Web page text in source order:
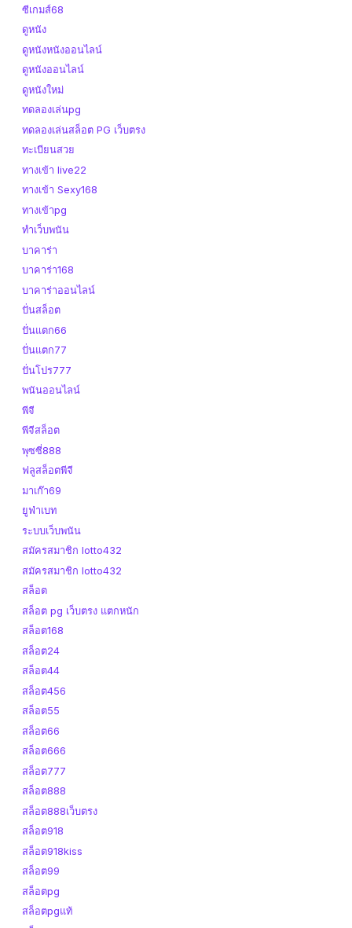
ซีเกมส์68
ดูหนัง
ดูหนังหนังออนไลน์
ดูหนังออนไลน์
ดูหนังใหม่
ทดลองเล่นpg
ทดลองเล่นสล็อต PG เว็บตรง
ทะเบียนสวย
ทางเข้า live22
ทางเข้า Sexy168
ทางเข้าpg
ทำเว็บพนัน
บาคาร่า
บาคาร่า168
บาคาร่าออนไลน์
ปั่นสล็อต
ปั่นแตก66
ปั่นแตก77
ปั่นโปร777
พนันออนไลน์
พีจี
พีจีสล็อต
พุซซี่888
ฟลูสล็อตพีจี
มาเก๊า69
ยูฟ่าเบท
ระบบเว็บพนัน
สมัครสมาชิก lotto432
สมัครสมาชิก lotto432
สล็อต
สล็อต pg เว็บตรง แตกหนัก
สล็อต168
สล็อต24
สล็อต44
สล็อต456
สล็อต55
สล็อต66
สล็อต666
สล็อต777
สล็อต888
สล็อต888เว็บตรง
สล็อต918
สล็อต918kiss
สล็อต99
สล็อตpg
สล็อตpgแท้